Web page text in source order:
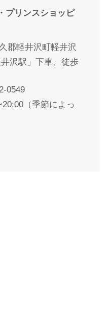
プリンスショッピ
郡軽井沢町軽井沢
沢駅」下車、徒歩
0549
（季節によっ